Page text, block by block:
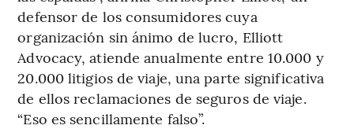
defensor de los consumidores cuya
organización sin ánimo de lucro, Elliott
Advocacy, atiende anualmente entre 10.000 y
20.000 litigios de viaje, una parte significativa
de ellos reclamaciones de seguros de viaje.
“Eso es sencillamente falso”.